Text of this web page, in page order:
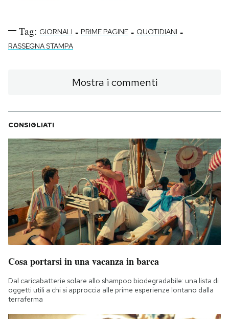
Tag: GIORNALI - PRIME PAGINE - QUOTIDIANI -
RASSEGNA STAMPA
Mostra i commenti
CONSIGLIATI
Cosa portarsi in una vacanza in barca
Dal caricabatterie solare allo shampoo biodegradabile: una lista di
oggetti utili a chi si approccia alle prime esperienze lontano dalla
terraferma